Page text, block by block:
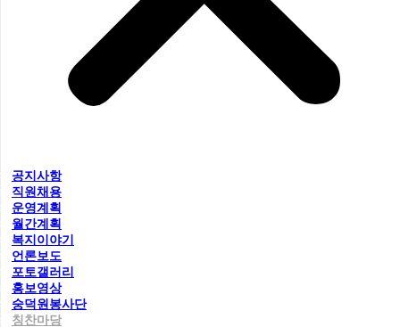
공지사항
직원채용
운영계획
월간계획
복지이야기
언론보도
포토갤러리
홍보영상
숭덕원봉사단
칭찬마당